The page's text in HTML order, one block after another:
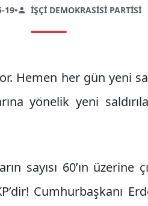
19• İŞÇI DEMOKRASISI PARTISI
Hemen her gün yeni
yönelik yeni
sayısı 60’ın üzerine
Cumhurbaşkanı